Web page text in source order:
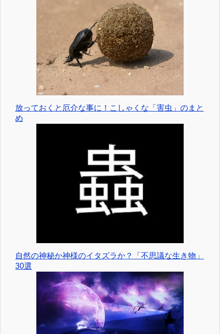
放っておくと厄介な事に！こしゃくな「害虫」のまと
め
自然の神秘か神様のイタズラか？「不思議な生き物」
30選